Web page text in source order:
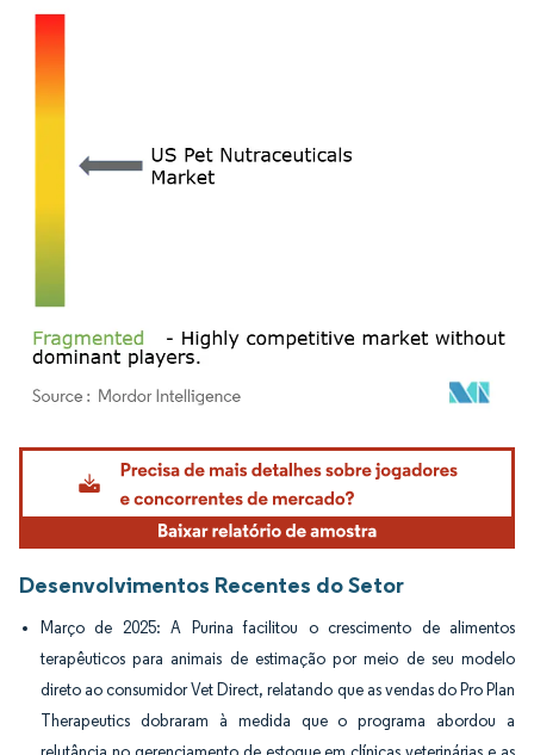
Imagem © Mordor Intelligence. O reuso requer atribuição conforme CC BY 4.0.
Desenvolvimentos Recentes do Setor
Março de 2025: A Purina facilitou o crescimento de alimentos
terapêuticos para animais de estimação por meio de seu modelo
direto ao consumidor Vet Direct, relatando que as vendas do Pro Plan
Therapeutics dobraram à medida que o programa abordou a